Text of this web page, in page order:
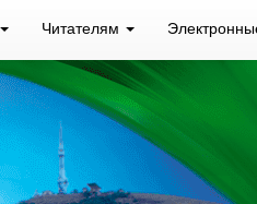
Читателям